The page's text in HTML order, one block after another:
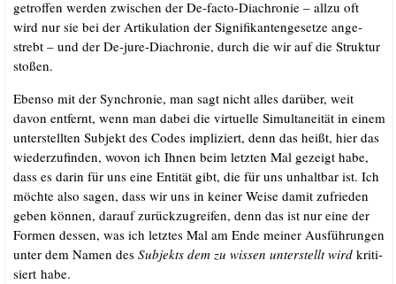
getrof­fen wer­den zwi­schen der De-fac­to-Dia­chro­nie – all­zu oft
wird nur sie bei der Arti­ku­la­ti­on der Signi­fi­kan­ten­ge­set­ze ange­
strebt – und der De-jure-Dia­chro­nie, durch die wir auf die Struk­tur
stoßen.
Eben­so mit der Syn­chro­nie, man sagt nicht alles dar­über, weit
davon ent­fernt, wenn man dabei die vir­tu­el­le Simul­tanei­tät in einem
unter­stell­ten Sub­jekt des Codes impli­ziert, denn das heißt, hier das
wie­der­zu­fin­den, wovon ich Ihnen beim letz­ten Mal gezeigt habe,
dass es dar­in für uns eine Enti­tät gibt, die für uns unhalt­bar ist. Ich
möch­te also sagen, dass wir uns in kei­ner Wei­se damit zufrie­den
geben kön­nen, dar­auf zurück­zu­grei­fen, denn das ist nur eine der
For­men des­sen, was ich letz­tes Mal am Ende mei­ner Aus­füh­run­gen
unter dem Namen des Sub­jekts dem zu wis­sen unter­stellt wirdkri­ti­
siert habe.